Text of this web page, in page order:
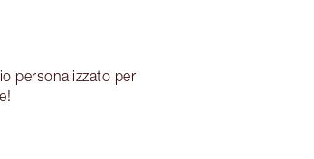
personalizzato per